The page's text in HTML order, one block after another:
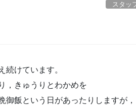
スタッ
続けています。
，きゅうりとわかめを
飯という日があったりしますが，